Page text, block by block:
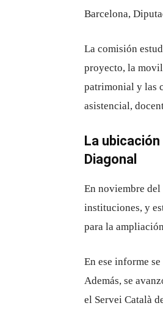
Barcelona,
La comisión
proyecto, la
patrimonial y las
asistencial,
La
Diagonal
En noviembre
instituciones, y
para la
En ese informe
Además, se
el Servei Català